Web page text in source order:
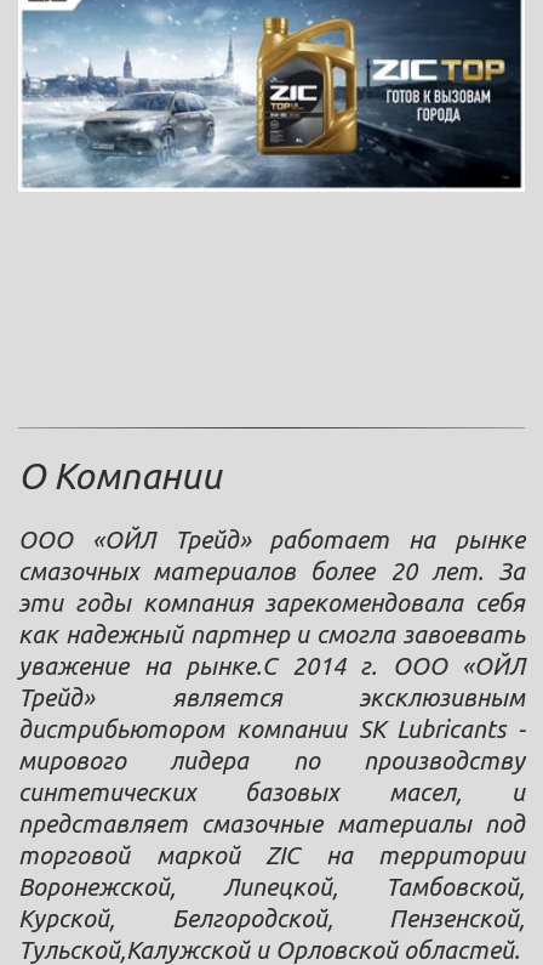
О Компании
ООО «ОЙЛ Трейд» работает на рынке
смазочных материалов более 20 лет. За
эти годы компания зарекомендовала себя
как надежный партнер и смогла завоевать
уважение на рынке.С 2014 г. ООО «ОЙЛ
Трейд» является эксклюзивным
дистрибьютором компании SK Lubricants -
мирового лидера по производству
синтетических базовых масел, и
представляет смазочные материалы под
торговой маркой ZIC на территории
Воронежской, Липецкой, Тамбовской,
Курской, Белгородской, Пензенской,
Тульской,Калужской и Орловской областей.